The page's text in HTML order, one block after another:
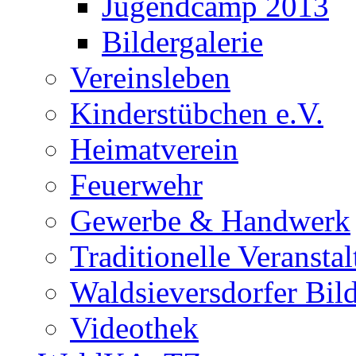
Bildergalerie
Vereinsleben
Kinderstübchen e.V.
Heimatverein
Feuerwehr
Gewerbe & Handwerk
Traditionelle
Waldsieversdorfer
Videothek